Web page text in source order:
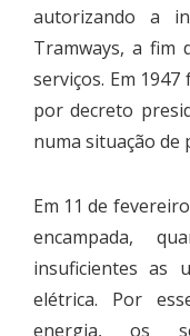
autorizando a
Tramways, a fim
serviços. Em
por decreto
numa situação de
Em 11 de
encampada,
insuficientes as
elétrica. Por
energia, os